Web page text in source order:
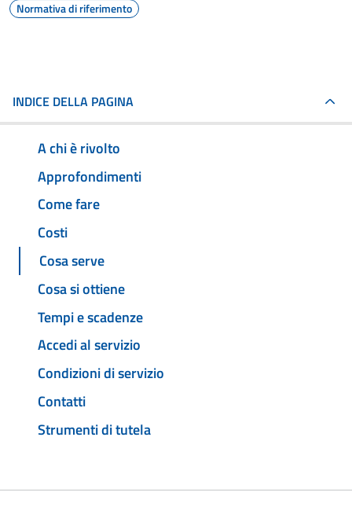
Normativa di riferimento
INDICE DELLA PAGINA
A chi è rivolto
Approfondimenti
Come fare
Costi
Cosa serve
Cosa si ottiene
Tempi e scadenze
Accedi al servizio
Condizioni di servizio
Contatti
Strumenti di tutela